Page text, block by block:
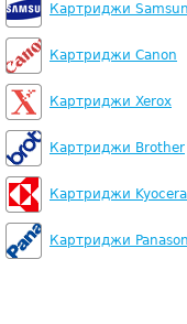
Картриджи
Картриджи Canon
Картриджи Xerox
Картриджи Brother
Картриджи
Картриджи